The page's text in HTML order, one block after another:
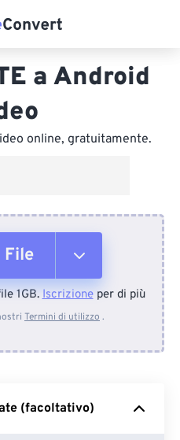
a Android
online, gratuitamente.
File
Drive
1GB.Iscrizioneper di più
Termini di utilizzo .
(facoltativo)